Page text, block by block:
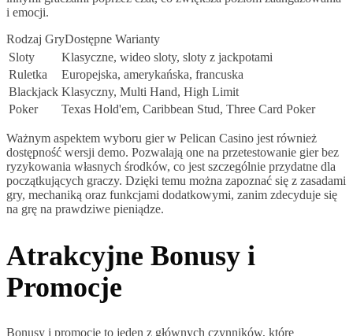
i emocji.
Rodzaj GryDostępne Warianty
Sloty
Klasyczne, wideo sloty, sloty z jackpotami
Ruletka
Europejska, amerykańska, francuska
Blackjack Klasyczny, Multi Hand, High Limit
Poker
Texas Hold'em, Caribbean Stud, Three Card Poker
Ważnym aspektem wyboru gier w Pelican Casino jest również
dostępność wersji demo. Pozwalają one na przetestowanie gier bez
ryzykowania własnych środków, co jest szczególnie przydatne dla
początkujących graczy. Dzięki temu można zapoznać się z zasadami
gry, mechaniką oraz funkcjami dodatkowymi, zanim zdecyduje się
na grę na prawdziwe pieniądze.
Atrakcyjne Bonusy i
Promocje
Bonusy i promocje to jeden z głównych czynników, które